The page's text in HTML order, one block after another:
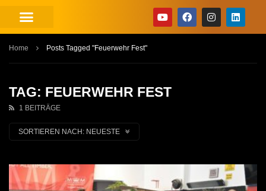
Home Posts Tagged "Feuerwehr Fest"
TAG: FEUERWEHR FEST
1 BEITRÄGE
SORTIEREN NACH: NEUESTE